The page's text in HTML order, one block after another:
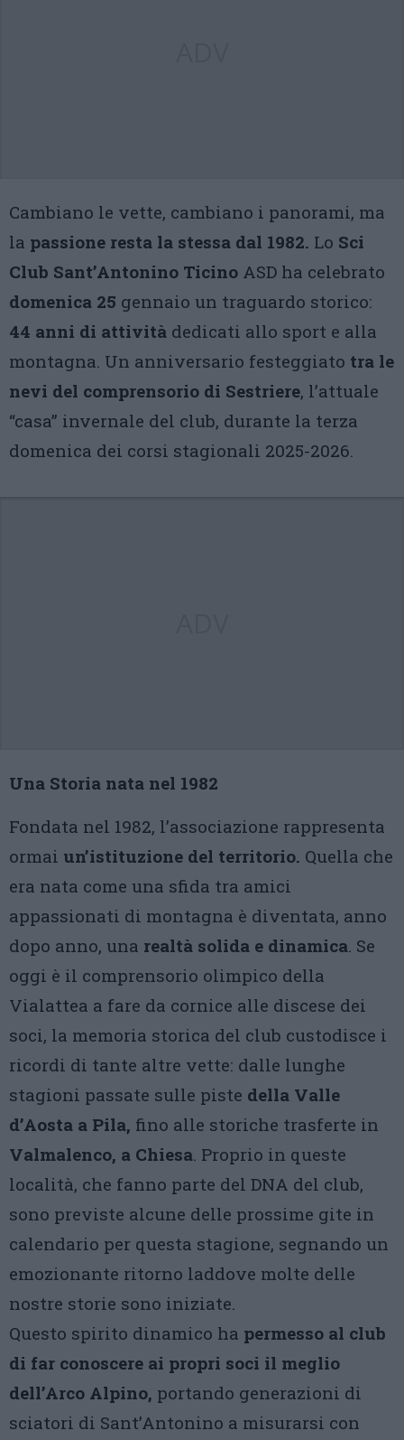
Cambiano le vette, cambiano i panorami, ma
la passione resta la stessa dal 1982. Lo Sci
Club Sant’Antonino Ticino ASD ha celebrato
domenica 25 gennaio un traguardo storico:
44 anni di attività dedicati allo sport e alla
montagna. Un anniversario festeggiato tra le
nevi del comprensorio di Sestriere, l’attuale
“casa” invernale del club, durante la terza
domenica dei corsi stagionali 2025-2026.
Una Storia nata nel 1982
Fondata nel 1982, l’associazione rappresenta
ormai un’istituzione del territorio. Quella che
era nata come una sfida tra amici
appassionati di montagna è diventata, anno
dopo anno, una realtà solida e dinamica. Se
oggi è il comprensorio olimpico della
Vialattea a fare da cornice alle discese dei
soci, la memoria storica del club custodisce i
ricordi di tante altre vette: dalle lunghe
stagioni passate sulle piste della Valle
d’Aosta a Pila, fino alle storiche trasferte in
Valmalenco, a Chiesa. Proprio in queste
località, che fanno parte del DNA del club,
sono previste alcune delle prossime gite in
calendario per questa stagione, segnando un
emozionante ritorno laddove molte delle
nostre storie sono iniziate.
Questo spirito dinamico ha permesso al club
di far conoscere ai propri soci il meglio
dell’Arco Alpino, portando generazioni di
sciatori di Sant’Antonino a misurarsi con